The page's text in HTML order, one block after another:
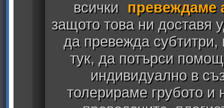
всички
превеждаме
защото това ни доставя
да превежда
тук, да потърси
индивидуално в
толерираме грубото